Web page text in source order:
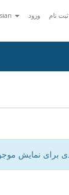
ورود ثبت نام